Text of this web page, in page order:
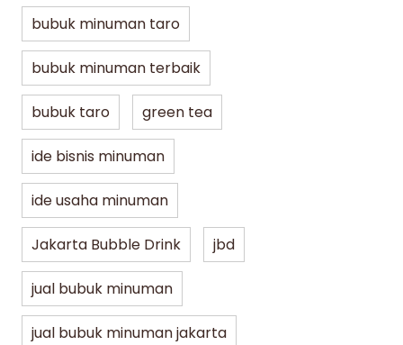
bubuk minuman taro
bubuk minuman terbaik
bubuk taro green tea
ide bisnis minuman
ide usaha minuman
Jakarta Bubble Drink jbd
jual bubuk minuman
jual bubuk minuman jakarta